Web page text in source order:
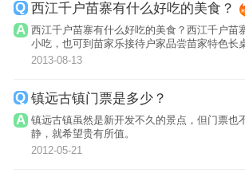
西江千户苗寨有什么好吃的美食？
西江千户苗寨有什么好吃的美食？西江千户苗
小吃，也可到苗家乐接待户家品尝苗家特色长
情与传统的...
2013-08-13
镇远古镇门票是多少？
镇远古镇虽然是新开发不久的景点，但门票也
静，就希望贵有所值。
2012-05-21